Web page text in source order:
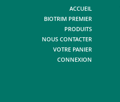
ACCUEIL
BIOTRIM PREMIER
PRODUITS
NOUS CONTACTER
VOTRE PANIER
CONNEXION